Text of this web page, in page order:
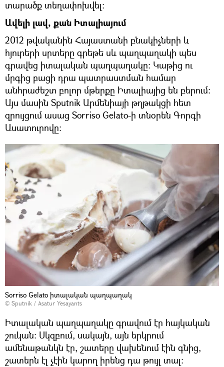
տարածք տեղափոխվել։
Ավելի լավ, քան Իտալիայում
2012 թվականին Հայաստանի բնակիչների և
հյուրերի սրտերը գրեթե սև պաղպաղակի պես
գրավեց իտալական պաղպաղակը։ Կաթից ու
մրգից բացի դրա պատրաստման համար
անհրաժեշտ բոլոր մթերքը Իտալիայից են բերում։
Այս մասին Sputnik Արմենիայի թղթակցի հետ
զրույցում ասաց Sorriso Gelato-ի տնօրեն Գորգի
Ասատուրովը։
Sorriso Gelato իտալական պաղպաղակ
© Sputnik / Asatur Yesayants
Իտալական պաղպաղակը գրավում էր հայկական
շուկան։ Սկզբում, սակայն, այն երկրում
ամենաթանկն էր, շատերը վախենում էին գնից,
շատերն էլ չէին կարող իրենց դա թույլ տալ։